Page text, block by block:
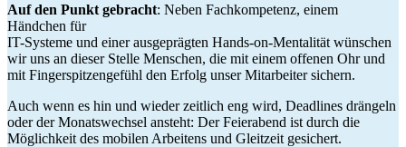
Auf den Punkt gebracht: Neben Fachkompetenz, einem
Händchen für
IT-Systeme und einer ausgeprägten Hands-on-Mentalität wünschen
wir uns an dieser Stelle Menschen, die mit einem offenen Ohr und
mit Fingerspitzengefühl den Erfolg unser Mitarbeiter sichern.
Auch wenn es hin und wieder zeitlich eng wird, Deadlines drängeln
oder der Monatswechsel ansteht: Der Feierabend ist durch die
Möglichkeit des mobilen Arbeitens und Gleitzeit gesichert.